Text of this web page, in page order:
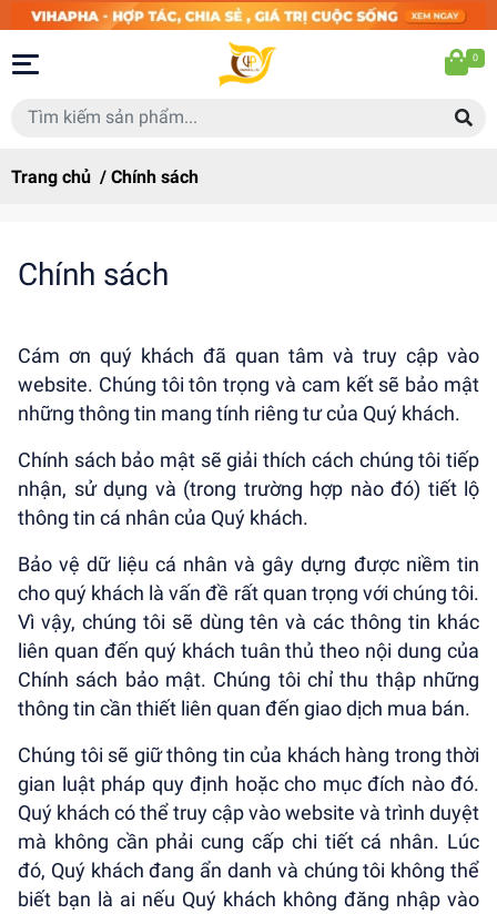
0
Trang chủ / Chính sách
Chính sách
Cám ơn quý khách đã quan tâm và truy cập vào
website. Chúng tôi tôn trọng và cam kết sẽ bảo mật
những thông tin mang tính riêng tư của Quý khách.
Chính sách bảo mật sẽ giải thích cách chúng tôi tiếp
nhận, sử dụng và (trong trường hợp nào đó) tiết lộ
thông tin cá nhân của Quý khách.
Bảo vệ dữ liệu cá nhân và gây dựng được niềm tin
cho quý khách là vấn đề rất quan trọng với chúng tôi.
Vì vậy, chúng tôi sẽ dùng tên và các thông tin khác
liên quan đến quý khách tuân thủ theo nội dung của
Chính sách bảo mật. Chúng tôi chỉ thu thập những
thông tin cần thiết liên quan đến giao dịch mua bán.
Chúng tôi sẽ giữ thông tin của khách hàng trong thời
gian luật pháp quy định hoặc cho mục đích nào đó.
Quý khách có thể truy cập vào website và trình duyệt
mà không cần phải cung cấp chi tiết cá nhân. Lúc
đó, Quý khách đang ẩn danh và chúng tôi không thể
biết bạn là ai nếu Quý khách không đăng nhập vào